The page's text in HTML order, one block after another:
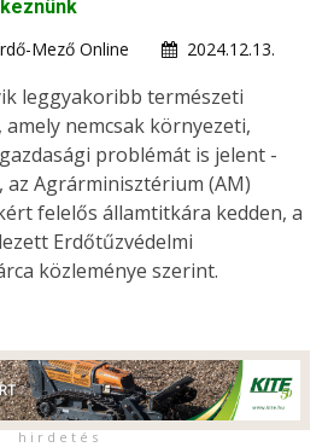
Mező Online
2024.12.13.
leggyakoribb természeti
nemcsak környezeti,
problémát is jelent -
az Agrárminisztérium (AM)
felelős államtitkára kedden, a
Erdőtűzvédelmi
közleménye szerint.
h i r d e t é s